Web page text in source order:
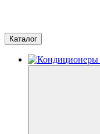
Каталог